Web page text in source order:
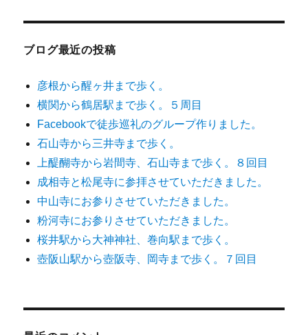
ブログ最近の投稿
彦根から醒ヶ井まで歩く。
横関から鶴居駅まで歩く。５周目
Facebookで徒歩巡礼のグループ作りました。
石山寺から三井寺まで歩く。
上醍醐寺から岩間寺、石山寺まで歩く。８回目
成相寺と松尾寺に参拝させていただきました。
中山寺にお参りさせていただきました。
粉河寺にお参りさせていただきました。
桜井駅から大神神社、巻向駅まで歩く。
壺阪山駅から壺阪寺、岡寺まで歩く。７回目